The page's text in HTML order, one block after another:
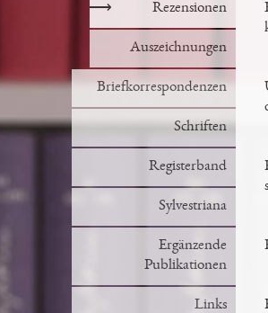
⟶ Rezensionen
Auszeichnungen
Briefkorrespondenzen
Schriften
Registerband
Sylvestriana
Ergänzende
Publikationen
Links